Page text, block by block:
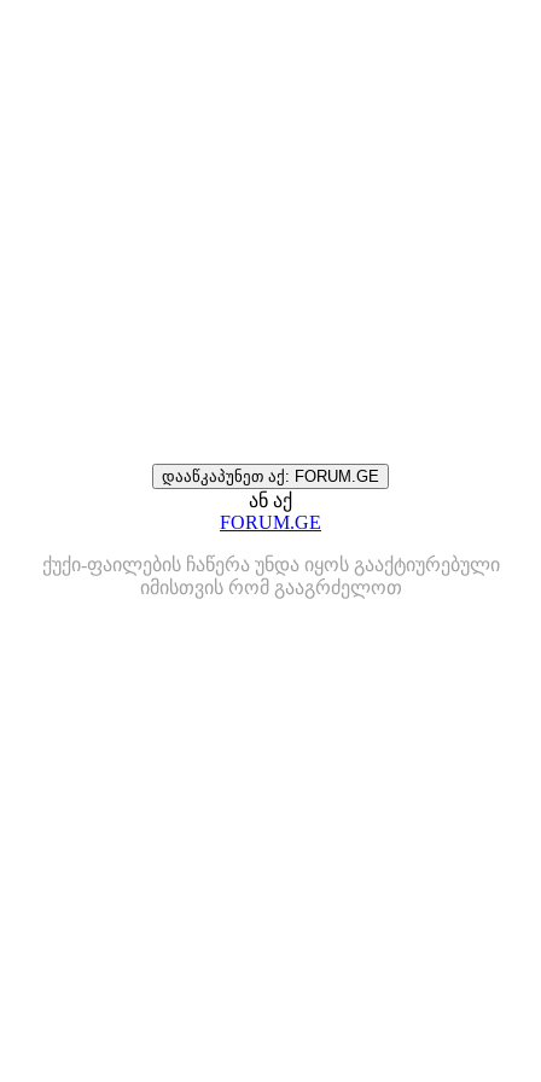
დააწკაპუნეთ აქ: FORUM.GE
ან აქ
FORUM.GE
ქუქი-ფაილების ჩაწერა უნდა იყოს გააქტიურებული
იმისთვის რომ გააგრძელოთ